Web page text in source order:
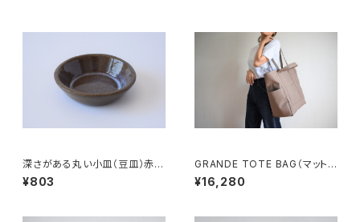
深さがある丸い小皿（豆皿）赤土
×乳濁灰釉
¥803
GRANDE TOTE BAG（マットブ
ラウン）
¥16,280